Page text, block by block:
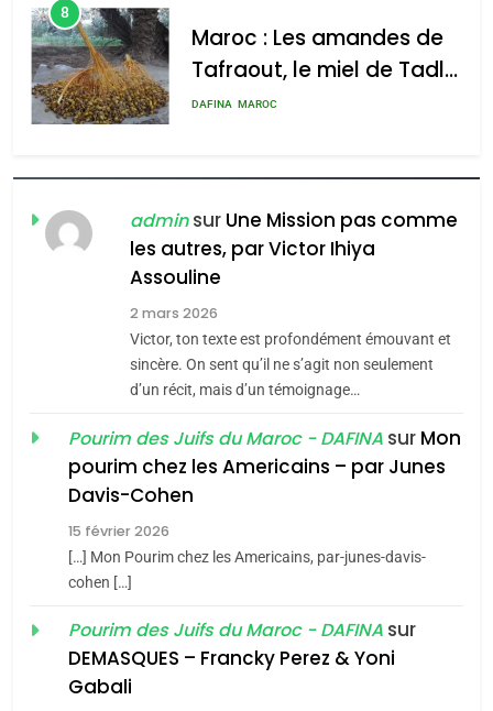
l’antisémitisme
admin 0
Tafraout, le miel de Tadla
Azilal consacrés produits
DAFINA MAROC
1
De Loya Stauber
«Tu dis génocide, je dis
guerre»: La nouvelle
chanson de Boy George
JUDAISME
Tout sur la Nostalgie
s’étendre à 13 pays
d’Amérique latine
adminsur Une Mission pas comme
les autres, par Victor Ihiya
Assouline
2 mars 2026
Victor, ton texte est profondément émouvant et
sincère. On sent qu’il ne s’agit non seulement
d’un récit, mais d’un témoignage…
Pourim des Juifs du Maroc - DAFINA sur Mon
pourim chez les Americains – par Junes
Davis-Cohen
15 février 2026
[…] Mon Pourim chez les Americains, par-junes-davis-
cohen […]
Pourim des Juifs du Maroc - DAFINA sur
DEMASQUES – Francky Perez & Yoni
Gabali
5
2025, l’année la plus
meurtrière selon le rapport
d’ADL contre
l’antisémitisme
FRANCE ISRAÉL
POURQUOI JE REVENDIQUE
MA JUDAÏTE par Thérèse
CE QUI NOUS MANQUE –
JUDAISME